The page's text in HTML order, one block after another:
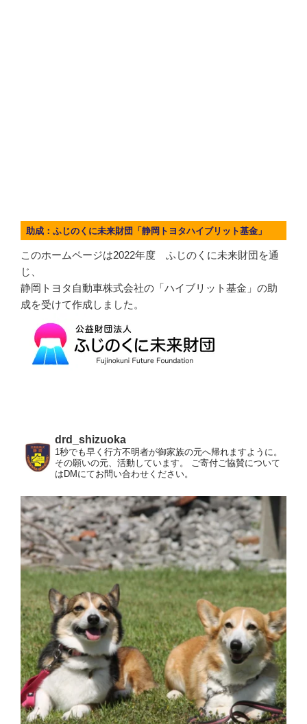
助成：ふじのくに未来財団「静岡トヨタハイブリット基金」
このホームページは2022年度 ふじのくに未来財団を通
じ、
静岡トヨタ自動車株式会社の「ハイブリット基金」の助
成を受けて作成しました。
drd_shizuoka
1秒でも早く行方不明者が御家族の元へ帰れますように。
その願いの元、活動しています。
ご寄付ご協賛について
はDMにてお問い合わせください。